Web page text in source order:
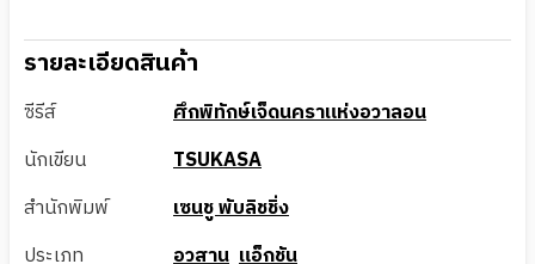
รายละเอียดสินค้า
ซีรีส์
ศึกพิทักษ์เจ็ดนคราแห่งอวาลอน
นักเขียน
TSUKASA
สำนักพิมพ์
เซนชู พับลิชชิ่ง
ประเภท
อวสาน แอ็กชัน